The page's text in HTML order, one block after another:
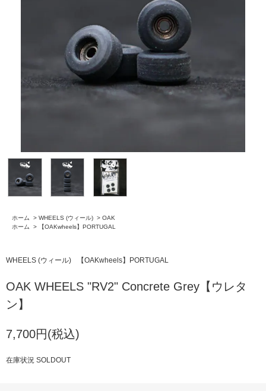
ホーム > WHEELS (ウィール) > OAK
ホーム
> 【OAKwheels】PORTUGAL
WHEELS (ウィール) 【OAKwheels】PORTUGAL
OAK WHEELS "RV2" Concrete Grey【ウレタ
ン】
7,700円(税込)
在庫状況 SOLDOUT